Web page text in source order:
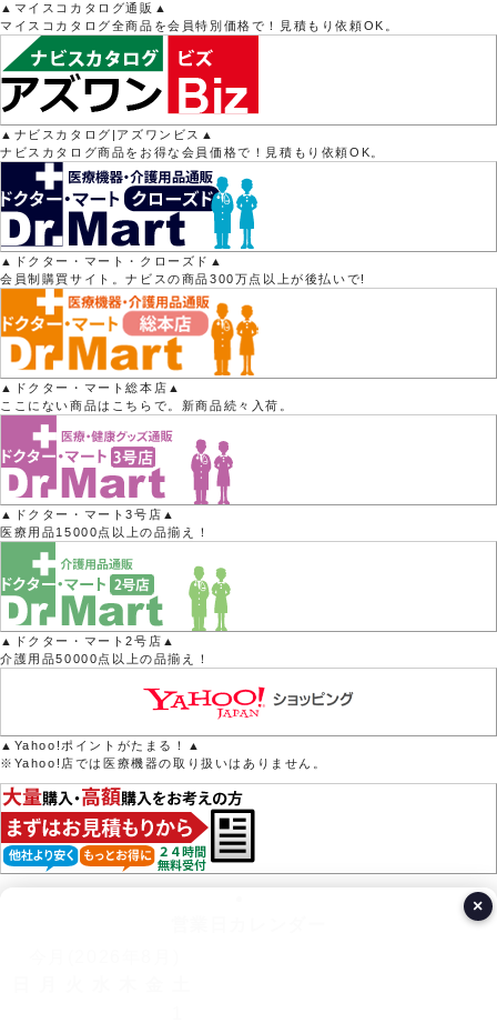
▲マイスコカタログ通販▲
マイスコカタログ全商品を会員特別価格で！見積もり依頼OK。
▲ナビスカタログ|アズワンビス▲
ナビスカタログ商品をお得な会員価格で！見積もり依頼OK。
▲ドクター・マート・クローズド▲
会員制購買サイト。ナビスの商品300万点以上が後払いで!
▲ドクター・マート総本店▲
ここにない商品はこちらで。新商品続々入荷。
▲ドクター・マート3号店▲
医療用品15000点以上の品揃え！
▲ドクター・マート2号店▲
介護用品50000点以上の品揃え！
▲Yahoo!ポイントがたまる！▲
※Yahoo!店では医療機器の取り扱いはありません。
×